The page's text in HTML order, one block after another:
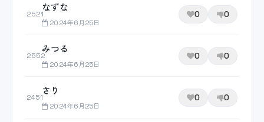
2521
なずな
2024年6月25日
0 0
2552
みつる
2024年6月25日
0 0
2451
さり
2024年6月25日
0 0